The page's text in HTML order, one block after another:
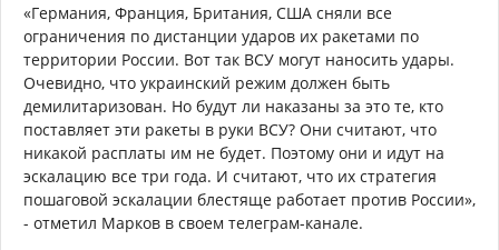
«Германия, Франция, Британия, США сняли все
ограничения по дистанции ударов их ракетами по
территории России. Вот так ВСУ могут наносить удары.
Очевидно, что украинский режим должен быть
демилитаризован. Но будут ли наказаны за это те, кто
поставляет эти ракеты в руки ВСУ? Они считают, что
никакой расплаты им не будет. Поэтому они и идут на
эскалацию все три года. И считают, что их стратегия
пошаговой эскалации блестяще работает против России»,
- отметил Марков в своем телеграм-канале.